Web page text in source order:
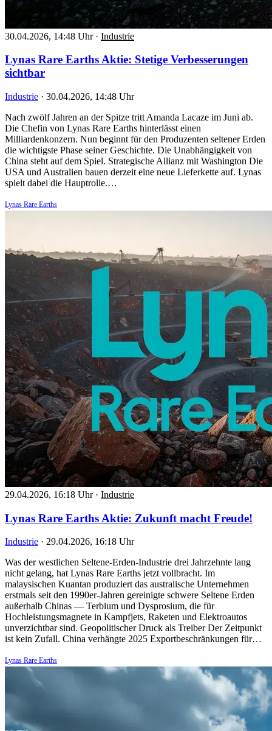
30.04.2026, 14:48 Uhr · Industrie
Lynas Rare Earths Aktie: Stetige Verbesserungen
sichtbar
Industrie · 30.04.2026, 14:48 Uhr
Nach zwölf Jahren an der Spitze tritt Amanda Lacaze im Juni ab.
Die Chefin von Lynas Rare Earths hinterlässt einen
Milliardenkonzern. Nun beginnt für den Produzenten seltener Erden
die wichtigste Phase seiner Geschichte. Die Unabhängigkeit von
China steht auf dem Spiel. Strategische Allianz mit Washington Die
USA und Australien bauen derzeit eine neue Lieferkette auf. Lynas
spielt dabei die Hauptrolle.…
Lynas Rare Earths
29.04.2026, 16:18 Uhr · Industrie
Lynas Rare Earths Aktie: Zukunft macht Freude!
Industrie · 29.04.2026, 16:18 Uhr
Was der westlichen Seltene-Erden-Industrie drei Jahrzehnte lang
nicht gelang, hat Lynas Rare Earths jetzt vollbracht. Im
malaysischen Kuantan produziert das australische Unternehmen
erstmals seit den 1990er-Jahren gereinigte schwere Seltene Erden
außerhalb Chinas — Terbium und Dysprosium, die für
Hochleistungsmagnete in Kampfjets, Raketen und Elektroautos
unverzichtbar sind. Geopolitischer Druck als Treiber Der Zeitpunkt
ist kein Zufall. China verhängte 2025 Exportbeschränkungen für…
Lynas Rare Earths